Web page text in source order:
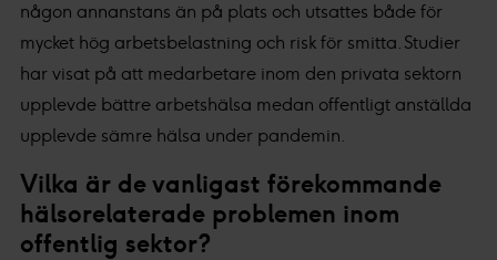
någon annanstans än på plats och utsattes både för
mycket hög arbetsbelastning och risk för smitta. Studier
har visat på att medarbetare inom den privata sektorn
upplevde bättre arbetshälsa medan offentligt anställda
upplevde sämre hälsa under pandemin.
Vilka är de vanligast förekommande
hälsorelaterade problemen inom
offentlig sektor?